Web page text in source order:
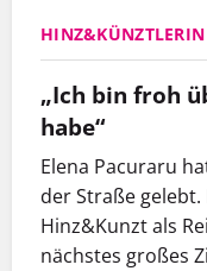
„Ich bin froh
habe“
Elena Pacuraru
der Straße
Hinz&Kunzt als
nächstes großes